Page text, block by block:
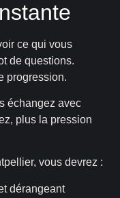
ce qui vous
de questions.
progression.
échangez avec
plus la pression
vous devrez :
dérangeant